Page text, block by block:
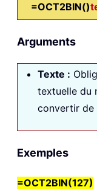
=OCT2BIN()
Arguments
Texte :
textuelle du
convertir de
Exemples
=OCT2BIN(127)